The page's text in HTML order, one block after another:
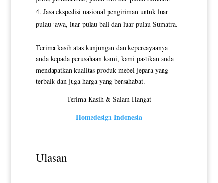
Jasa ekspedisi nasional pengiriman untuk luar
pulau jawa, luar pulau bali dan luar pulau Sumatra.
Terima kasih atas kunjungan dan kepercayaanya
anda kepada perusahaan kami, kami pastikan anda
mendapatkan kualitas produk mebel jepara yang
terbaik dan juga harga yang bersahabat.
Terima Kasih & Salam Hangat
Homedesign Indonesia
Ulasan